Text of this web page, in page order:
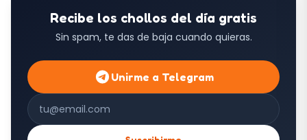
Recibe los chollos del día gratis
Sin spam, te das de baja cuando quieras.
Unirme a Telegram
Correo electrónico